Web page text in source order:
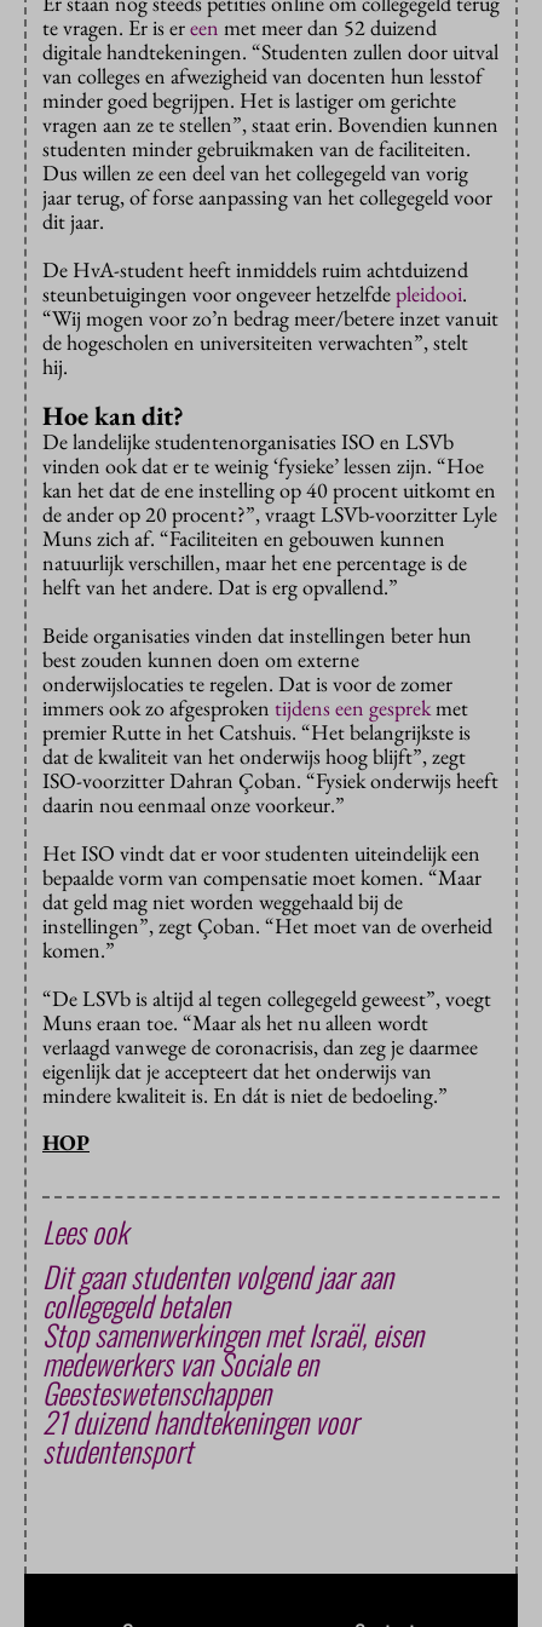
te vragen. Er is ereen met meer dan 52 duizend
digitale handtekeningen. “Studenten zullen door uitval
van colleges en afwezigheid van docenten hun lesstof
minder goed begrijpen. Het is lastiger om gerichte
vragen aan ze te stellen”, staat erin. Bovendien kunnen
studenten minder gebruikmaken van de faciliteiten.
Dus willen ze een deel van het collegegeld van vorig
jaar terug, of forse aanpassing van het collegegeld voor
dit jaar.
De HvA-student heeft inmiddels ruim achtduizend
steunbetuigingen voor ongeveer hetzelfdepleidooi.
“Wij mogen voor zo’n bedrag meer/betere inzet vanuit
de hogescholen en universiteiten verwachten”, stelt
hij.
Hoe kan dit?
De landelijke studentenorganisaties ISO en LSVb
vinden ook dat er te weinig ‘fysieke’ lessen zijn. “Hoe
kan het dat de ene instelling op 40 procent uitkomt en
de ander op 20 procent?”, vraagt LSVb-voorzitter Lyle
Muns zich af. “Faciliteiten en gebouwen kunnen
natuurlijk verschillen, maar het ene percentage is de
helft van het andere. Dat is erg opvallend.”
Beide organisaties vinden dat instellingen beter hun
best zouden kunnen doen om externe
onderwijslocaties te regelen. Dat is voor de zomer
immers ook zo afgesproken tijdens een gesprekmet
premier Rutte in het Catshuis. “Het belangrijkste is
dat de kwaliteit van het onderwijs hoog blijft”, zegt
ISO-voorzitter Dahran Çoban. “Fysiek onderwijs heeft
daarin nou eenmaal onze voorkeur.”
Het ISO vindt dat er voor studenten uiteindelijk een
bepaalde vorm van compensatie moet komen. “Maar
dat geld mag niet worden weggehaald bij de
instellingen”, zegt Çoban. “Het moet van de overheid
komen.”
“De LSVb is altijd al tegen collegegeld geweest”, voegt
Muns eraan toe. “Maar als het nu alleen wordt
verlaagd vanwege de coronacrisis, dan zeg je daarmee
eigenlijk dat je accepteert dat het onderwijs van
mindere kwaliteit is. En dát is niet de bedoeling.”
HOP
Lees ook
Dit gaan studenten volgend jaar aan
collegegeld betalen
Stop samenwerkingen met Israël, eisen
medewerkers van Sociale en
Geesteswetenschappen
21 duizend handtekeningen voor
studentensport